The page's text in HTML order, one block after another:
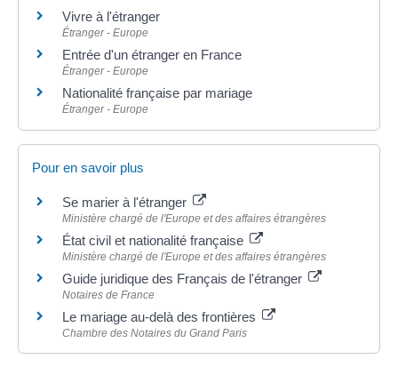
Vivre à l'étranger
Étranger - Europe
Entrée d'un étranger en France
Étranger - Europe
Nationalité française par mariage
Étranger - Europe
Pour en savoir plus
Se marier à l'étranger
Ministère chargé de l'Europe et des affaires étrangères
État civil et nationalité française
Ministère chargé de l'Europe et des affaires étrangères
Guide juridique des Français de l'étranger
Notaires de France
Le mariage au-delà des frontières
Chambre des Notaires du Grand Paris